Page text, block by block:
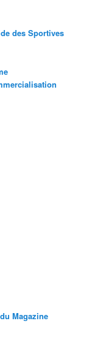
des Sportives
Magazine